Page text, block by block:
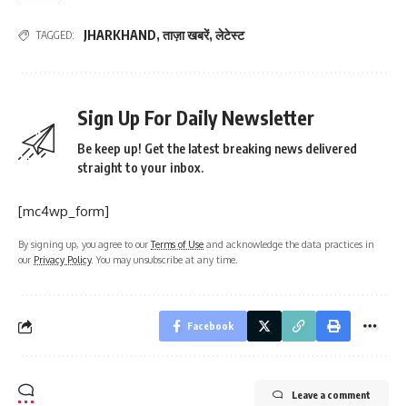
TAGGED: JHARKHAND,ताज़ा खबरें,लेटेस्ट
Sign Up For Daily Newsletter
Be keep up! Get the latest breaking news delivered
straight to your inbox.
[mc4wp_form]
By signing up, you agree to ourTerms of Use and acknowledge the data practices in
our Privacy Policy. You may unsubscribe at any time.
Facebook
Leave a comment